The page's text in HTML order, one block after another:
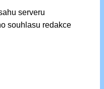
serveru
souhlasu redakce